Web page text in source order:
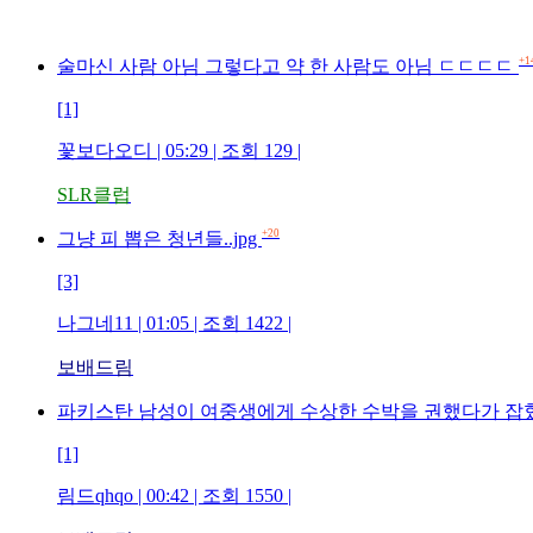
술마신 사람 아님 그렇다고 약 한 사람도 아님 ㄷㄷㄷㄷ
[1]
꽃보다오디 | 05:29 | 조회 129 |
SLR클럽
그냥 피 뽑은 청년들..jpg +20
[3]
나그네11 | 01:05 | 조회 1422 |
보배드림
파키스탄 남성이 여중생에게 수상한 수박을 권했다가 잡
[1]
림드qhqo | 00:42 | 조회 1550 |